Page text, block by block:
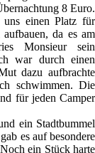
8 Euro.
einen Platz für
da es am
Monsieur sein
war durch einen
dazu aufbrachte
schwimmen. Die
für jeden Camper
ein Stadtbummel
es auf besondere
ein Stück harte